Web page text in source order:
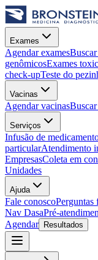
Exames
Agendar exames
genômicosExames
check-upTeste do
Vacinas
Agendar vacinas
Serviços
Infusão de
particularAtendimento
EmpresasColeta em
Unidades
Ajuda
Fale conoscoPerguntas
Nav DasaPré-
Agendar
Resultados